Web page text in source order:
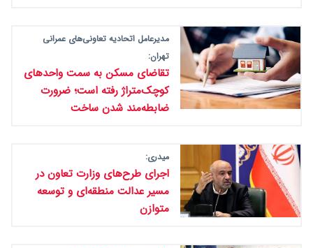
مدیرعامل اتحادیه تعاونی‌های عمرانی
تهران:
تقاضای مسکن به سمت واحدهای
کوچک‌متراژ رفته است؛ ضرورت
ضابطه‌مند شدن ساخت
میدری:
اجرای طرح‌های وزارت تعاون در
مسیر عدالت منطقه‌ای و توسعه
متوازن